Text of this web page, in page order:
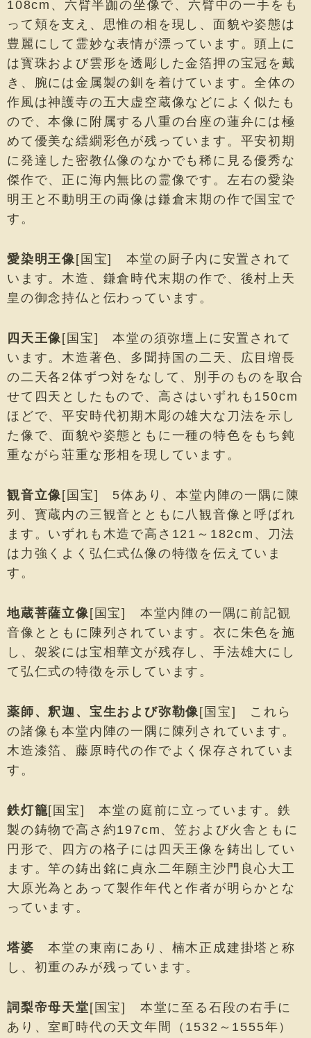
108cm、六臂半跏の坐像で、六臂中の一手をも
って頬を支え、思惟の相を現し、面貌や姿態は
豊麗にして霊妙な表情が漂っています。頭上に
は寳珠および雲形を透彫した金箔押の宝冠を戴
き、腕には金属製の釧を着けています。全体の
作風は神護寺の五大虚空蔵像などによく似たも
ので、本像に附属する八重の台座の蓮弁には極
めて優美な繧繝彩色が残っています。平安初期
に発達した密教仏像のなかでも稀に見る優秀な
傑作で、正に海内無比の霊像です。左右の愛染
明王と不動明王の両像は鎌倉末期の作で国宝で
す。
愛染明王像[国宝] 本堂の厨子内に安置されて
います。木造、鎌倉時代末期の作で、後村上天
皇の御念持仏と伝わっています。
四天王像[国宝] 本堂の須弥壇上に安置されて
います。木造著色、多聞持国の二天、広目増長
の二天各2体ずつ対をなして、別手のものを取合
せて四天としたもので、高さはいずれも150cm
ほどで、平安時代初期木彫の雄大な刀法を示し
た像で、面貌や姿態ともに一種の特色をもち鈍
重ながら荘重な形相を現しています。
観音立像[国宝] 5体あり、本堂内陣の一隅に陳
列、寳蔵内の三観音とともに八観音像と呼ばれ
ます。いずれも木造で高さ121～182cm、刀法
は力強くよく弘仁式仏像の特徴を伝えていま
す。
地蔵菩薩立像[国宝] 本堂内陣の一隅に前記観
音像とともに陳列されています。衣に朱色を施
し、袈裟には宝相華文が残存し、手法雄大にし
て弘仁式の特徴を示しています。
薬師、釈迦、宝生および弥勒像[国宝] これら
の諸像も本堂内陣の一隅に陳列されています。
木造漆箔、藤原時代の作でよく保存されていま
す。
鉄灯籠[国宝] 本堂の庭前に立っています。鉄
製の鋳物で高さ約197cm、笠および火舎ともに
円形で、四方の格子には四天王像を鋳出してい
ます。竿の鋳出銘に貞永二年願主沙門良心大工
大原光為とあって製作年代と作者が明らかとな
っています。
塔婆 本堂の東南にあり、楠木正成建掛塔と称
し、初重のみが残っています。
詞梨帝母天堂[国宝] 本堂に至る石段の右手に
あり、室町時代の天文年間（1532～1555年）